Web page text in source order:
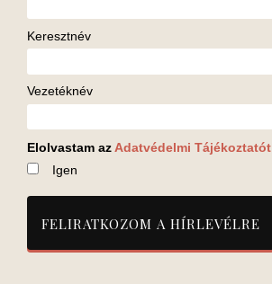
Keresztnév
Vezetéknév
Elolvastam az Adatvédelmi Tájékoztatót
Igen